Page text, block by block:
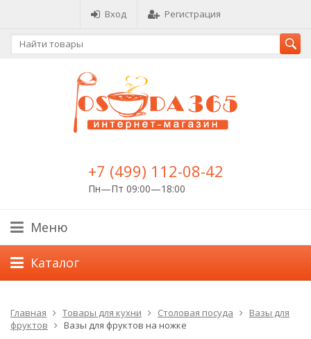
Вход Регистрация
+7 (499) 112-08-42
Пн—Пт 09:00—18:00
Меню
Каталог
Главная Товары для кухни Столовая посуда
Вазы для
фруктов
Вазы для фруктов на ножке